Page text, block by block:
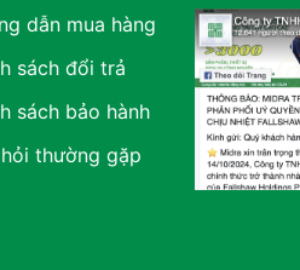
dẫn mua hàng
sách đổi trả
sách bảo hành
thường gặp